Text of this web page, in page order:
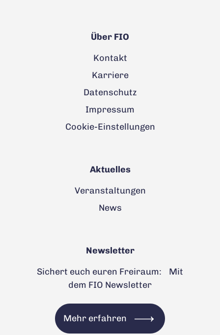
Über FIO
Kontakt
Karriere
Datenschutz
Impressum
Cookie-Einstellungen
Aktuelles
Veranstaltungen
News
Newsletter
Sichert euch euren Freiraum: Mit
dem FIO Newsletter
Mehr erfahren